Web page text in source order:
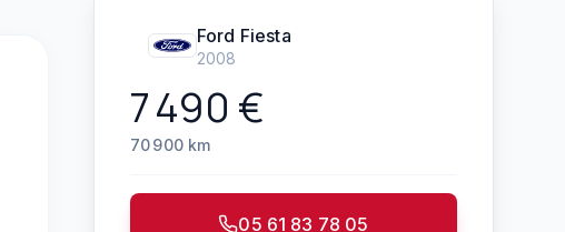
Ford Fiesta
2008
7 490 €
70 900km
05 61 83 78 05